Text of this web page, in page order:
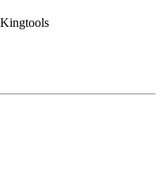
Kingtools